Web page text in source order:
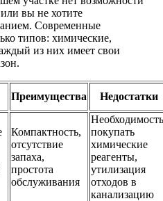
вы не хотите
Современные
типов: химические,
из них имеет свои
Преимущества Недостатки
Компактность,
отсутствие
запаха,
простота
обслуживания
Необходимость
покупать
химические
реагенты,
утилизация
отходов в
канализацию